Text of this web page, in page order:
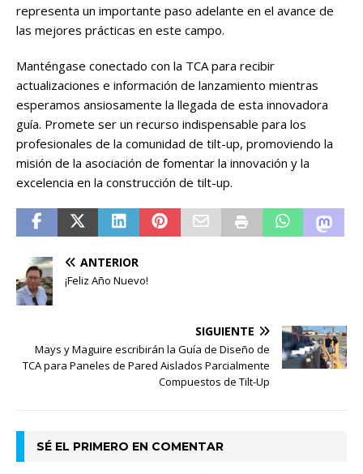
representa un importante paso adelante en el avance de
las mejores prácticas en este campo.
Manténgase conectado con la TCA para recibir
actualizaciones e información de lanzamiento mientras
esperamos ansiosamente la llegada de esta innovadora
guía. Promete ser un recurso indispensable para los
profesionales de la comunidad de tilt-up, promoviendo la
misión de la asociación de fomentar la innovación y la
excelencia en la construcción de tilt-up.
ANTERIOR
¡Feliz Año Nuevo!
SIGUIENTE
Mays y Maguire escribirán la Guía de Diseño de
TCA para Paneles de Pared Aislados Parcialmente
Compuestos de Tilt-Up
SÉ EL PRIMERO EN COMENTAR